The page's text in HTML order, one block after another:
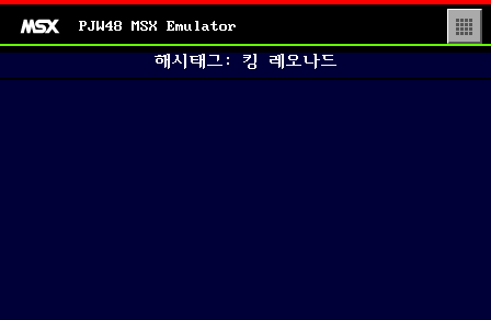
PJW48 MSX Emulator
▒
해시태그: 킹 레오나드